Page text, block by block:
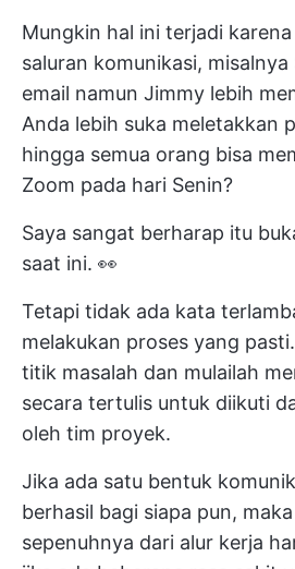
Mungkin hal ini terjadi
saluran komunikasi, misalnya
email namun Jimmy lebih
Anda lebih suka meletakkan
hingga semua orang bisa
Zoom pada hari Senin?
Saya sangat berharap itu
saat ini. 👀
Tetapi tidak ada kata
melakukan proses yang
titik masalah dan mulailah
secara tertulis untuk diikuti
oleh tim proyek.
Jika ada satu bentuk
berhasil bagi siapa pun,
sepenuhnya dari alur kerja